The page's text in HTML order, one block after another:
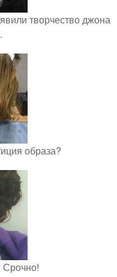
творчество джона
образа?